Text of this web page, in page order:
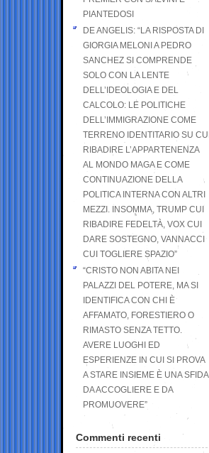
PIANTEDOSI
DE ANGELIS: “LA RISPOSTA DI
GIORGIA MELONI A PEDRO
SANCHEZ SI COMPRENDE
SOLO CON LA LENTE
DELL’IDEOLOGIA E DEL
CALCOLO: LE POLITICHE
DELL’IMMIGRAZIONE COME
TERRENO IDENTITARIO SU CUI
RIBADIRE L’APPARTENENZA
AL MONDO MAGA E COME
CONTINUAZIONE DELLA
POLITICA INTERNA CON ALTRI
MEZZI. INSOMMA, TRUMP CUI
RIBADIRE FEDELTÀ, VOX CUI
DARE SOSTEGNO, VANNACCI
CUI TOGLIERE SPAZIO”
“CRISTO NON ABITA NEI
PALAZZI DEL POTERE, MA SI
IDENTIFICA CON CHI È
AFFAMATO, FORESTIERO O
RIMASTO SENZA TETTO.
AVERE LUOGHI ED
ESPERIENZE IN CUI SI PROVA
A STARE INSIEME È UNA SFIDA
DA ACCOGLIERE E DA
PROMUOVERE”
Commenti recenti